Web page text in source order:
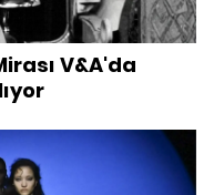
V&A'da